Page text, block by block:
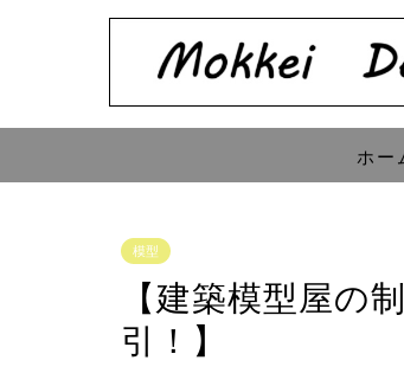
ホー
模型
【建築模型屋の
引！】